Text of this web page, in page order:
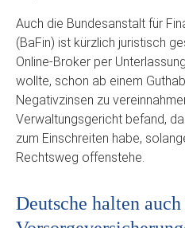
Auch die Bundesanstalt für
(BaFin) ist kürzlich juristisch
Online-Broker per
wollte, schon ab einem
Negativzinsen zu
Verwaltungsgericht befand,
zum Einschreiten habe,
Rechtsweg offenstehe.
Deutsche halten